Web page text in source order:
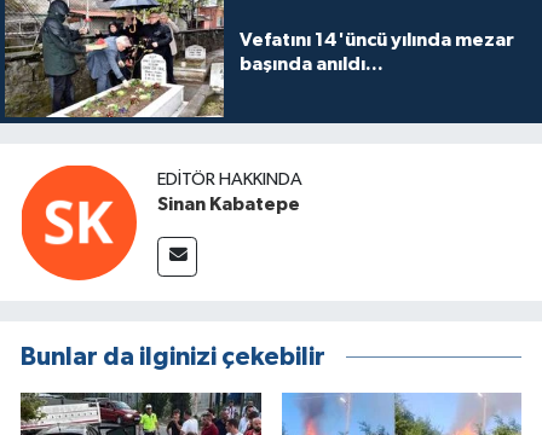
Vefatını 14'üncü yılında mezar
başında anıldı...
EDITÖR HAKKINDA
Sinan Kabatepe
Bunlar da ilginizi çekebilir